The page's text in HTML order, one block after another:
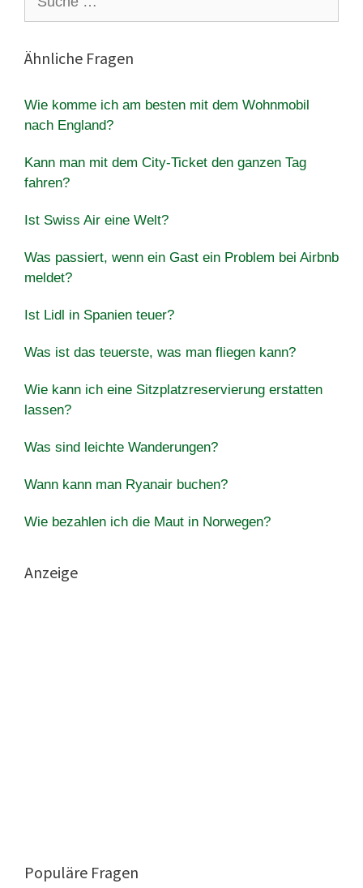
nach:
Ähnliche Fragen
Wie komme ich am besten mit dem Wohnmobil
nach England?
Kann man mit dem City-Ticket den ganzen Tag
fahren?
Ist Swiss Air eine Welt?
Was passiert, wenn ein Gast ein Problem bei Airbnb
meldet?
Ist Lidl in Spanien teuer?
Was ist das teuerste, was man fliegen kann?
Wie kann ich eine Sitzplatzreservierung erstatten
lassen?
Was sind leichte Wanderungen?
Wann kann man Ryanair buchen?
Wie bezahlen ich die Maut in Norwegen?
Anzeige
Populäre Fragen